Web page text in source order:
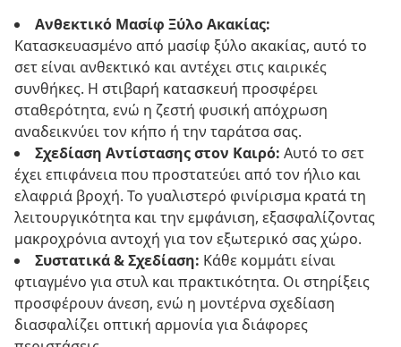
Ανθεκτικό Μασίφ Ξύλο Ακακίας:
Κατασκευασμένο από μασίφ ξύλο ακακίας, αυτό το
σετ είναι ανθεκτικό και αντέχει στις καιρικές
συνθήκες. Η στιβαρή κατασκευή προσφέρει
σταθερότητα, ενώ η ζεστή φυσική απόχρωση
αναδεικνύει τον κήπο ή την ταράτσα σας.
Σχεδίαση Αντίστασης στον Καιρό: Αυτό το σετ
έχει επιφάνεια που προστατεύει από τον ήλιο και
ελαφριά βροχή. Το γυαλιστερό φινίρισμα κρατά τη
λειτουργικότητα και την εμφάνιση, εξασφαλίζοντας
μακροχρόνια αντοχή για τον εξωτερικό σας χώρο.
Συστατικά & Σχεδίαση: Κάθε κομμάτι είναι
φτιαγμένο για στυλ και πρακτικότητα. Οι στηρίξεις
προσφέρουν άνεση, ενώ η μοντέρνα σχεδίαση
διασφαλίζει οπτική αρμονία για διάφορες